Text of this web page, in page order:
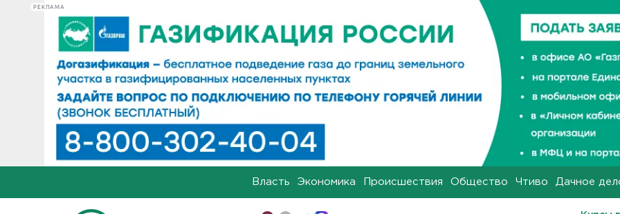
РЕКЛАМА
Власть Экономика Происшествия Общество Чтиво Дачное